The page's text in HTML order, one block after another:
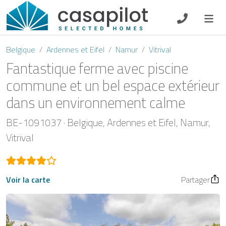
DE EN ES FR
Petit-déjeuner
Chèque-cadeau
Belgique Ardennes et Eifel Namur Vitrival
Fantastique ferme avec piscine
commune et un bel espace extérieur
dans un environnement calme
BE-1091037 Belgique Ardennes et Eifel Namur
Vitrival
Voir la carte Partager